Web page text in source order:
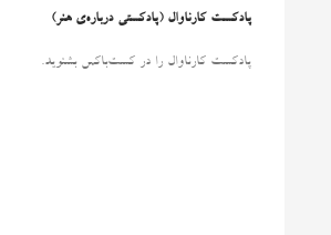
پادکست کارناوال (پادکستی درباره‌ی هنر)
پادکست کارناوال را در کست‌باکس بشنوید.